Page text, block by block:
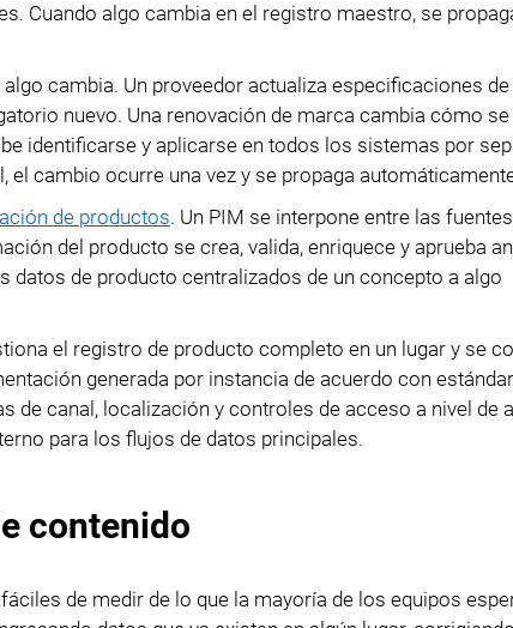
Cuando algo cambia en el registro maestro, se
cambia. Un proveedor actualiza especificaciones de
nuevo. Una renovación de marca cambia cómo
identificarse y aplicarse en todos los sistemas por
el cambio ocurre una vez y se propaga
de productos. Un PIM se interpone entre las
del producto se crea, valida, enriquece y aprueba
datos de producto centralizados de un concepto a algo
el registro de producto completo en un lugar y se
generada por instancia de acuerdo con
de canal, localización y controles de acceso a nivel de
para los flujos de datos principales.
contenido
de medir de lo que la mayoría de los equipos